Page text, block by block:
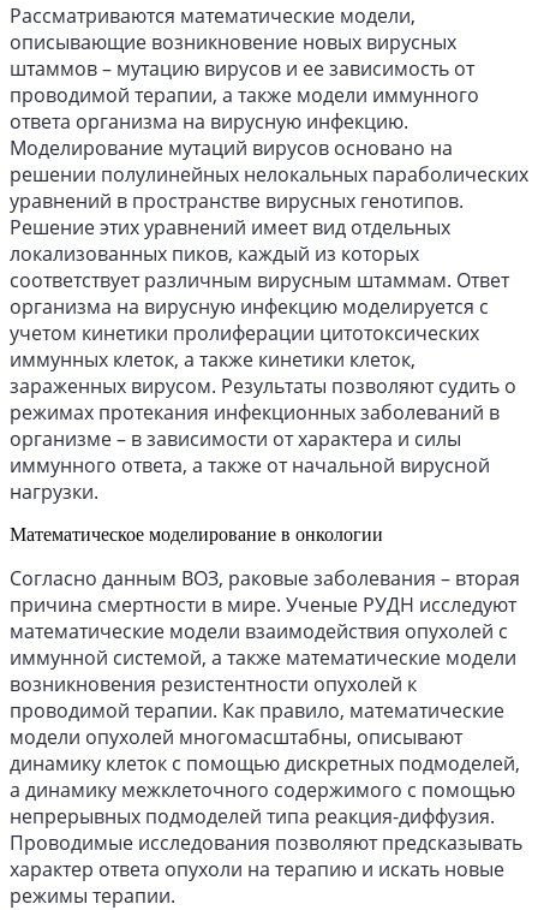
Рассматриваются математические модели,
описывающие возникновение новых вирусных
штаммов – мутацию вирусов и ее зависимость от
проводимой терапии, а также модели иммунного
ответа организма на вирусную инфекцию.
Моделирование мутаций вирусов основано на
решении полулинейных нелокальных параболических
уравнений в пространстве вирусных генотипов.
Решение этих уравнений имеет вид отдельных
локализованных пиков, каждый из которых
соответствует различным вирусным штаммам. Ответ
организма на вирусную инфекцию моделируется с
учетом кинетики пролиферации цитотоксических
иммунных клеток, а также кинетики клеток,
зараженных вирусом. Результаты позволяют судить о
режимах протекания инфекционных заболеваний в
организме – в зависимости от характера и силы
иммунного ответа, а также от начальной вирусной
нагрузки.
Математическое моделирование в онкологии
Согласно данным ВОЗ, раковые заболевания – вторая
причина смертности в мире. Ученые РУДН исследуют
математические модели взаимодействия опухолей с
иммунной системой, а также математические модели
возникновения резистентности опухолей к
проводимой терапии. Как правило, математические
модели опухолей многомасштабны, описывают
динамику клеток с помощью дискретных подмоделей,
а динамику межклеточного содержимого с помощью
непрерывных подмоделей типа реакция-диффузия.
Проводимые исследования позволяют предсказывать
характер ответа опухоли на терапию и искать новые
режимы терапии.